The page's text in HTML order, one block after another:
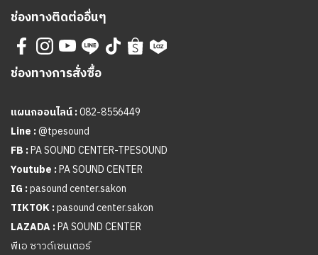
ช่องทางติดต่ออื่นๆ
ช่องทางการสั่งซื้อ
แผนกออนไลน์ :082-8556449
Line :@tpesound
FB :PA SOUND CENTER-TPESOUND
Youtube :PA SOUND CENTER
IG :pasound center.sakon
TIKTOK :pasound center.sakon
LAZADA :PA SOUND CENTER
พีเอ ซาวด์เซนเตอร์